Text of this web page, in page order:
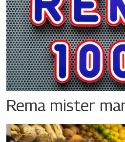
Rema mister